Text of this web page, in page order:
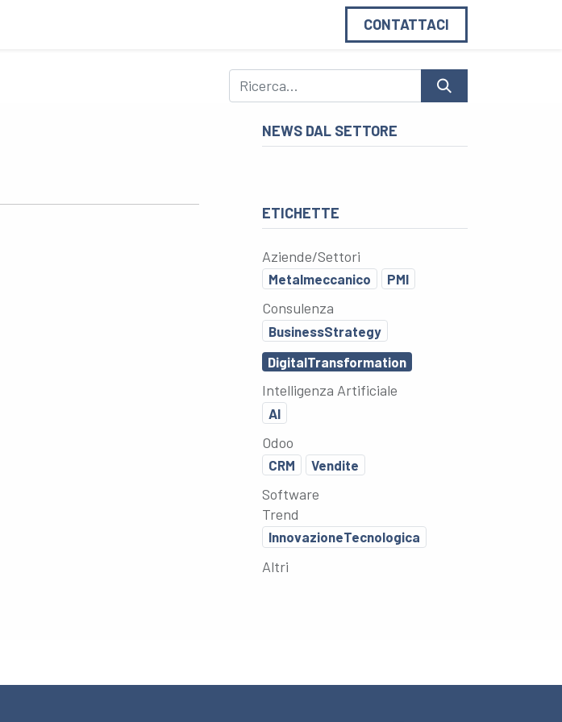
CONTATTACI
NEWS DAL SETTORE
ETICHETTE
Aziende/Settori
Metalmeccanico PMI
Consulenza
BusinessStrategy
DigitalTransformation
Intelligenza Artificiale
AI
Odoo
CRM Vendite
Software
Trend
InnovazioneTecnologica
Altri